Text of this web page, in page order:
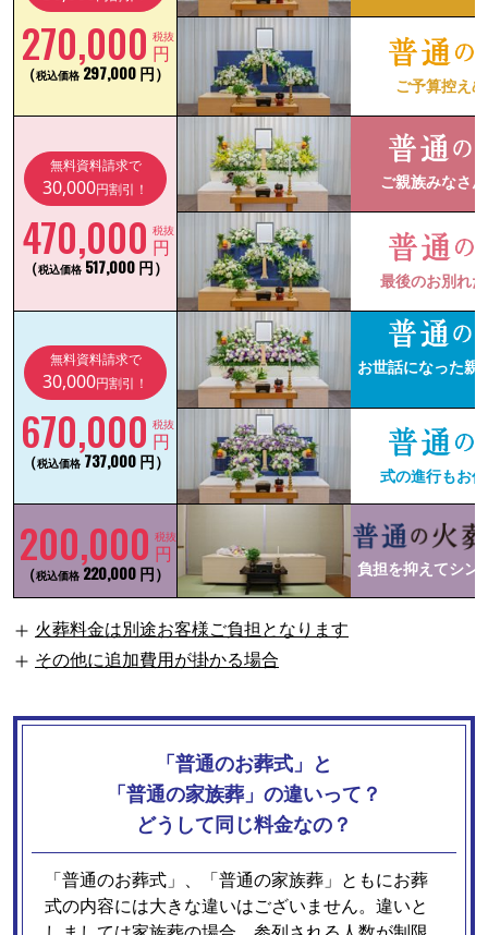
270,000 円
税抜
（税込価格297,000 円）
ご予算控え
無料資料請求で
30,000円割引！
470,000 円
税抜
（税込価格517,000 円）
ご親族みなさ
最後のお別れ
無料資料請求で
30,000円割引！
670,000 円
税抜
（税込価格737,000 円）
お世話になった親
式の進行もお
200,000 円
税抜
（税込価格220,000 円） 負担を抑えてシン
火葬料金は別途お客様ご負担となります
その他に追加費用が掛かる場合
「普通のお葬式」と
「普通の家族葬」の違いって？
どうして同じ料金なの？
「普通のお葬式」、「普通の家族葬」ともにお葬
式の内容には大きな違いはございません。違いと